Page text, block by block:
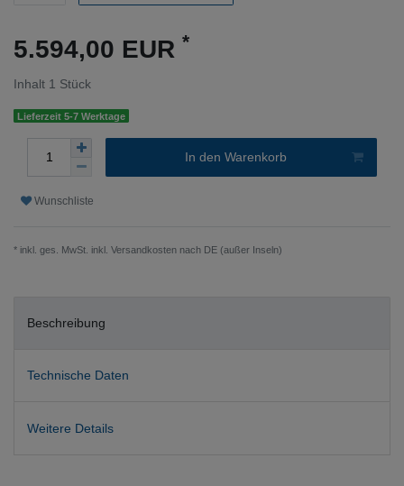
5.594,00 EUR *
Inhalt 1 Stück
Lieferzeit 5-7 Werktage
In den Warenkorb
Wunschliste
* inkl. ges. MwSt. inkl. Versandkosten nach DE (außer Inseln)
Beschreibung
Technische Daten
Weitere Details